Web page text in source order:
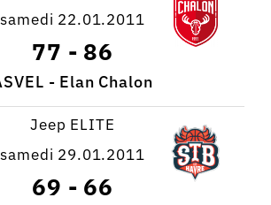
samedi 22.01.2011
77 - 86
- Elan Chalon
Jeep ELITE
samedi 29.01.2011
69 - 66